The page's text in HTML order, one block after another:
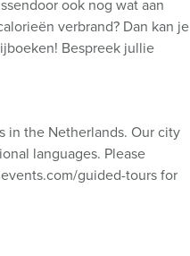
ook nog wat aan
verbrand? Dan kan je
Bespreek jullie
in the Netherlands. Our city
languages. Please
guided-tours for